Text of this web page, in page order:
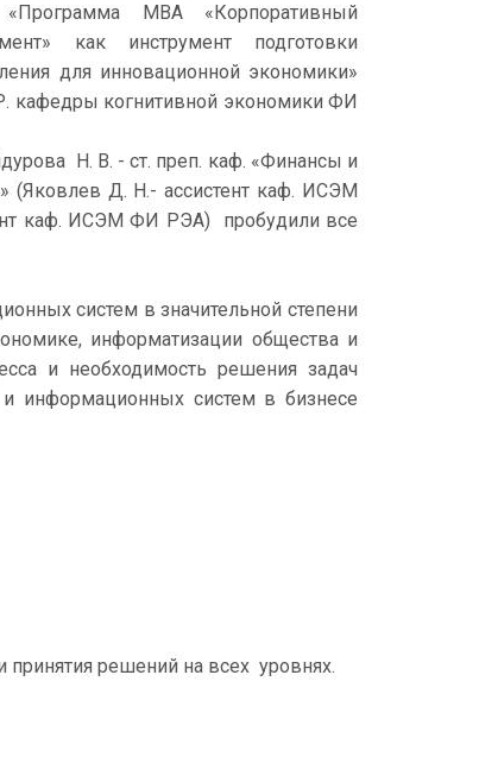
МВА «Корпоративный
как инструмент подготовки
для инновационной экономики»
кафедры когнитивной экономики ФИ
Н. В. - ст. преп. каф. «Финансы и
(Яковлев Д. Н.- ассистент каф. ИСЭМ
каф. ИСЭМ ФИ РЭА) пробудили все
систем в значительной степени
информатизации общества и
и необходимость решения задач
информационных систем в бизнесе
решений на всех уровнях.